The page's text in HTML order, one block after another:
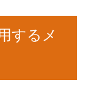
するメ